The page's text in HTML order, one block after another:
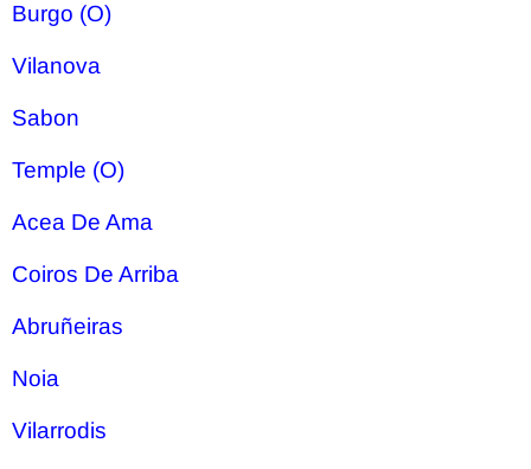
Burgo (O)
Vilanova
Sabon
Temple (O)
Acea De Ama
Coiros De Arriba
Abruñeiras
Noia
Vilarrodis